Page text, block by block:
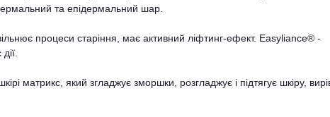
та епідермальний шар.
процеси старіння, має активний ліфтинг-ефект. Easyliance® -
матрикс, який згладжує зморшки, розгладжує і підтягує шкіру,